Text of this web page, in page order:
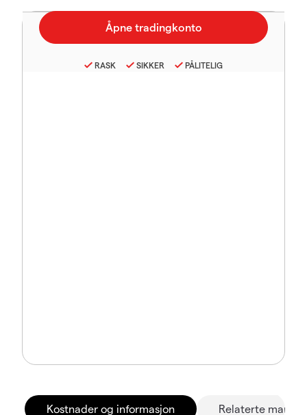
RASK SIKKER PÅLITELIG
Kostnader og informasjon Relaterte